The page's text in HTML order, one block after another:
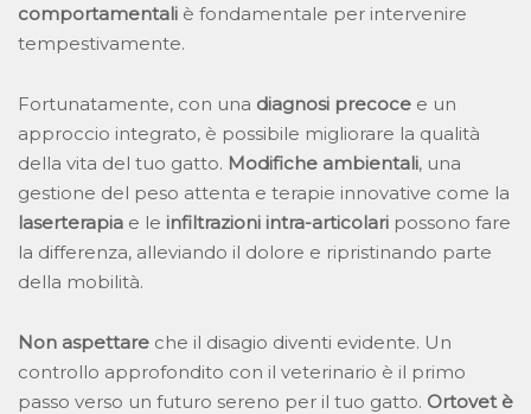
comportamentali è fondamentale per intervenire
tempestivamente.
Fortunatamente, con una diagnosi precoce e un
approccio integrato, è possibile migliorare la qualità
della vita del tuo gatto. Modifiche ambientali, una
gestione del peso attenta e terapie innovative come la
laserterapia e le infiltrazioni intra-articolari possono fare
la differenza, alleviando il dolore e ripristinando parte
della mobilità.
Non aspettare che il disagio diventi evidente. Un
controllo approfondito con il veterinario è il primo
passo verso un futuro sereno per il tuo gatto. Ortovet è